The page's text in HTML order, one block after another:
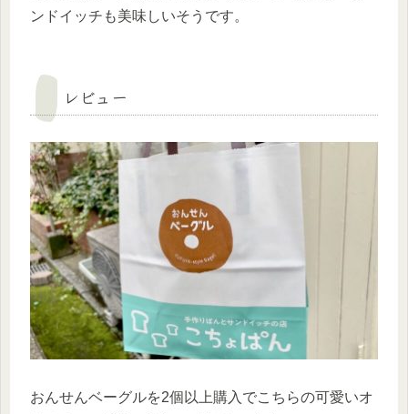
ンドイッチも美味しいそうです。
レビュー
おんせんベーグルを2個以上購入でこちらの可愛いオ